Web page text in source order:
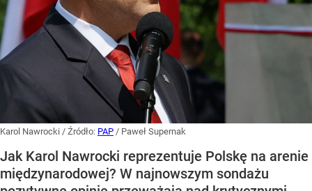
Karol Nawrocki / Źródło: PAP / Paweł Supernak
Jak Karol Nawrocki reprezentuje Polskę na arenie
międzynarodowej? W najnowszym sondażu